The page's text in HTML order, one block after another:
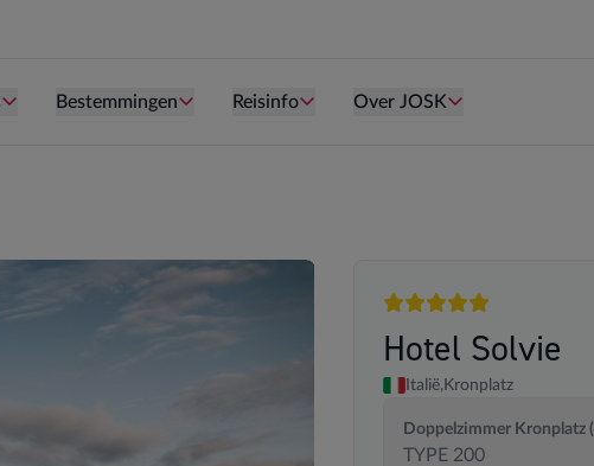
Persoon is te oud kind te zijn.
Bestemmingen Persoon is te oud kind te zijn.
Reisinfo Persoon is te oud kind te zijn.
Over JOSK
5 sterren
Hotel Solvie
Italië, Kronplatz
Doppelzimmer Kronplatz
TYPE 200